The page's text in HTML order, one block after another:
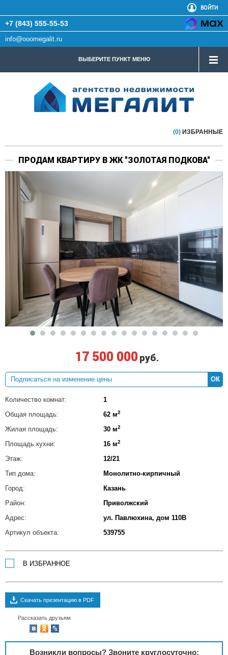
ВОЙТИ
+7 (843) 555-55-53
info@ooomegalit.ru
ВЫБЕРИТЕ ПУНКТ МЕНЮ
(0) ИЗБРАННЫЕ
ПРОДАМ КВАРТИРУ В ЖК "ЗОЛОТАЯ ПОДКОВА"
17 500 000 руб.
ОК
Количество комнат:
1
Общая площадь:
62 м2
Жилая площадь: 30 м2
Площадь кухни: 16 м2
Этаж:
12/21
Тип дома:
Монолитно-кирпичный
Город:
Казань
Район:
Приволжский
Адрес:
ул. Павлюхина, дом 110В
Артикул объекта:
539755
В ИЗБРАННОЕ
Скачать презентацию в PDF
Рассказать друзьям
Возникли вопросы? Звоните круглосуточно: